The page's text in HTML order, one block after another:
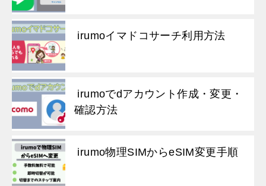
irumoイマドコサーチ利用方法
irumoでdアカウント作成・変更・
確認方法
irumo物理SIMからeSIM変更手順